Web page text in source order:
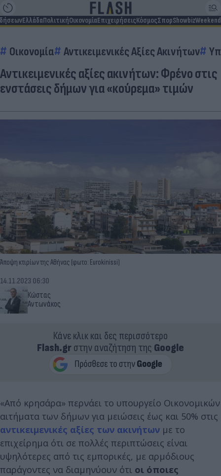
ΕλλάδαΠολιτικήΟικονομίαΕπιχειρήσειςΚόσμοςΣπορShowbizWeekend
Οικονομία Αντικειμενικές Αξίες Ακινήτων
Αντικειμενικές αξίες ακινήτων: Φρένο στις
ενστάσεις δήμων για «κούρεμα» τιμών
Άποψη κτιρίων της Αθήνας (φωτο: Eurokinissi)
Κώστας
Αντωνάκος
14.11.2023 06:30
Κάνε κλικ και δες περισσότερο
Flash.grστην αναζήτηση της Google
«Από κρησάρα» περνάει το υπουργείο Οικονομικών
αιτήματα των δήμων για μειώσεις έως και 50% στις
αντικειμενικές αξίες των ακινήτων με το
επιχείρημα ότι σε πολλές περιπτώσεις είναι
υψηλότερες από τις εμπορικές, με αρμόδιους
παράγοντες να διαμηνύουν ότι οι όποιες